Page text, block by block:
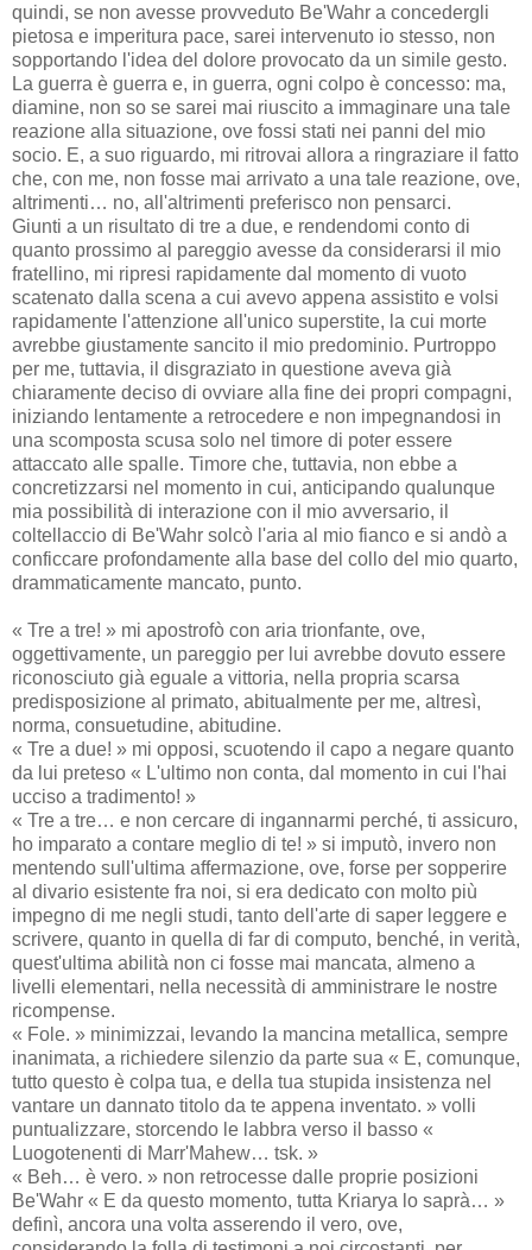
quindi, se non avesse provveduto Be'Wahr a concedergli
pietosa e imperitura pace, sarei intervenuto io stesso, non
sopportando l'idea del dolore provocato da un simile gesto.
La guerra è guerra e, in guerra, ogni colpo è concesso: ma,
diamine, non so se sarei mai riuscito a immaginare una tale
reazione alla situazione, ove fossi stati nei panni del mio
socio. E, a suo riguardo, mi ritrovai allora a ringraziare il fatto
che, con me, non fosse mai arrivato a una tale reazione, ove,
altrimenti… no, all'altrimenti preferisco non pensarci.
Giunti a un risultato di tre a due, e rendendomi conto di
quanto prossimo al pareggio avesse da considerarsi il mio
fratellino, mi ripresi rapidamente dal momento di vuoto
scatenato dalla scena a cui avevo appena assistito e volsi
rapidamente l'attenzione all'unico superstite, la cui morte
avrebbe giustamente sancito il mio predominio. Purtroppo
per me, tuttavia, il disgraziato in questione aveva già
chiaramente deciso di ovviare alla fine dei propri compagni,
iniziando lentamente a retrocedere e non impegnandosi in
una scomposta scusa solo nel timore di poter essere
attaccato alle spalle. Timore che, tuttavia, non ebbe a
concretizzarsi nel momento in cui, anticipando qualunque
mia possibilità di interazione con il mio avversario, il
coltellaccio di Be'Wahr solcò l'aria al mio fianco e si andò a
conficcare profondamente alla base del collo del mio quarto,
drammaticamente mancato, punto.
« Tre a tre! » mi apostrofò con aria trionfante, ove,
oggettivamente, un pareggio per lui avrebbe dovuto essere
riconosciuto già eguale a vittoria, nella propria scarsa
predisposizione al primato, abitualmente per me, altresì,
norma, consuetudine, abitudine.
« Tre a due! » mi opposi, scuotendo il capo a negare quanto
da lui preteso « L'ultimo non conta, dal momento in cui l'hai
ucciso a tradimento! »
« Tre a tre… e non cercare di ingannarmi perché, ti assicuro,
ho imparato a contare meglio di te! » si imputò, invero non
mentendo sull'ultima affermazione, ove, forse per sopperire
al divario esistente fra noi, si era dedicato con molto più
impegno di me negli studi, tanto dell'arte di saper leggere e
scrivere, quanto in quella di far di computo, benché, in verità,
quest'ultima abilità non ci fosse mai mancata, almeno a
livelli elementari, nella necessità di amministrare le nostre
ricompense.
« Fole. » minimizzai, levando la mancina metallica, sempre
inanimata, a richiedere silenzio da parte sua « E, comunque,
tutto questo è colpa tua, e della tua stupida insistenza nel
vantare un dannato titolo da te appena inventato. » volli
puntualizzare, storcendo le labbra verso il basso «
Luogotenenti di Marr'Mahew… tsk. »
« Beh… è vero. » non retrocesse dalle proprie posizioni
Be'Wahr « E da questo momento, tutta Kriarya lo saprà… »
definì, ancora una volta asserendo il vero, ove,